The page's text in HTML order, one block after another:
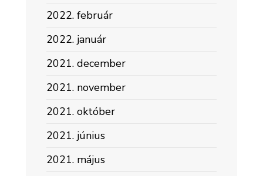
2022. február
2022. január
2021. december
2021. november
2021. október
2021. június
2021. május